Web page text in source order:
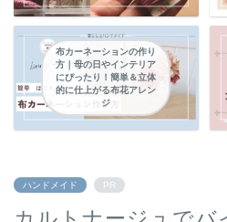
布カーネーションの作り
方｜母の日やインテリア
にぴったり！簡単＆立体
的に仕上がる布花アレン
ジ
ハンドメイド PR